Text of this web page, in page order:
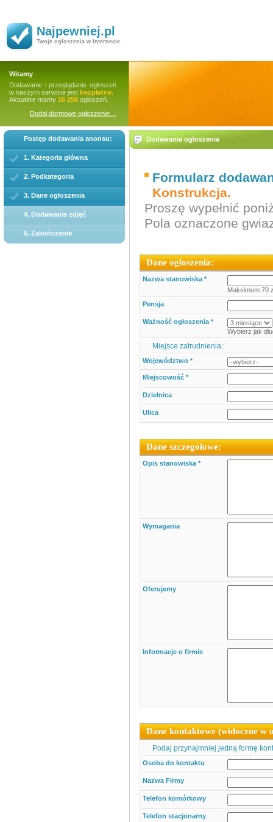
Najpewniej.pl
Twoje ogłoszenia w Internecie..
Witamy
Dodawanie i przeglądanie ogłoszeń
w naszym serwisie jest bezpłatne.
Aktualnie mamy 16 258 ogłoszeń.
Dodaj darmowe ogłoszenie…
Postęp dodawania anonsu:
1. Kategoria główna
2. Podkategoria
3. Dane ogłoszenia
4. Dodawanie zdjęć
5. Zakończenie
Dodawanie ogłoszenia
Formularz
Konstrukcja.
Proszę wypełnić
Pola oznaczone
Dane ogłoszenia:
Nazwa stanowiska *
Maksimum 70
Pensja
Ważność ogłoszenia *
Wybierz jak
Miejsce zatrudnienia:
Województwo *
Miejscowość *
Dzielnica
Ulica
Dane szczegółowe:
Opis stanowiska *
Wymagania
Oferujemy
Informacje o firmie
Dane kontaktowe (widoczne w
Podaj przynajmniej jedną formę
Osoba do kontaktu
Nazwa Firmy
Telefon komórkowy
Telefon stacjonarny